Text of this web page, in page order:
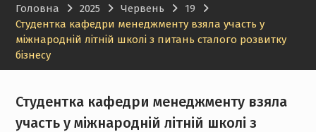
менеджменту НТУ «ХПІ»
Головна 2025 Червень
19
Студентка кафедри менеджменту взяла участь у
міжнародній літній школі з питань сталого розвитку
бізнесу
Студентка кафедри менеджменту взяла
участь у міжнародній літній школі з